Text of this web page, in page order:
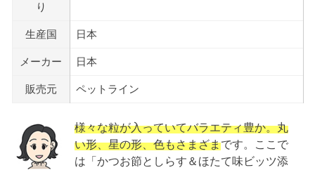
り
生産国 日本
メーカー 日本
販売元 ペットライン
様々な粒が入っていてバラエティ豊か。丸
い形、星の形、色もさまざまです。ここで
は「かつお節としらす＆ほたて味ビッツ添